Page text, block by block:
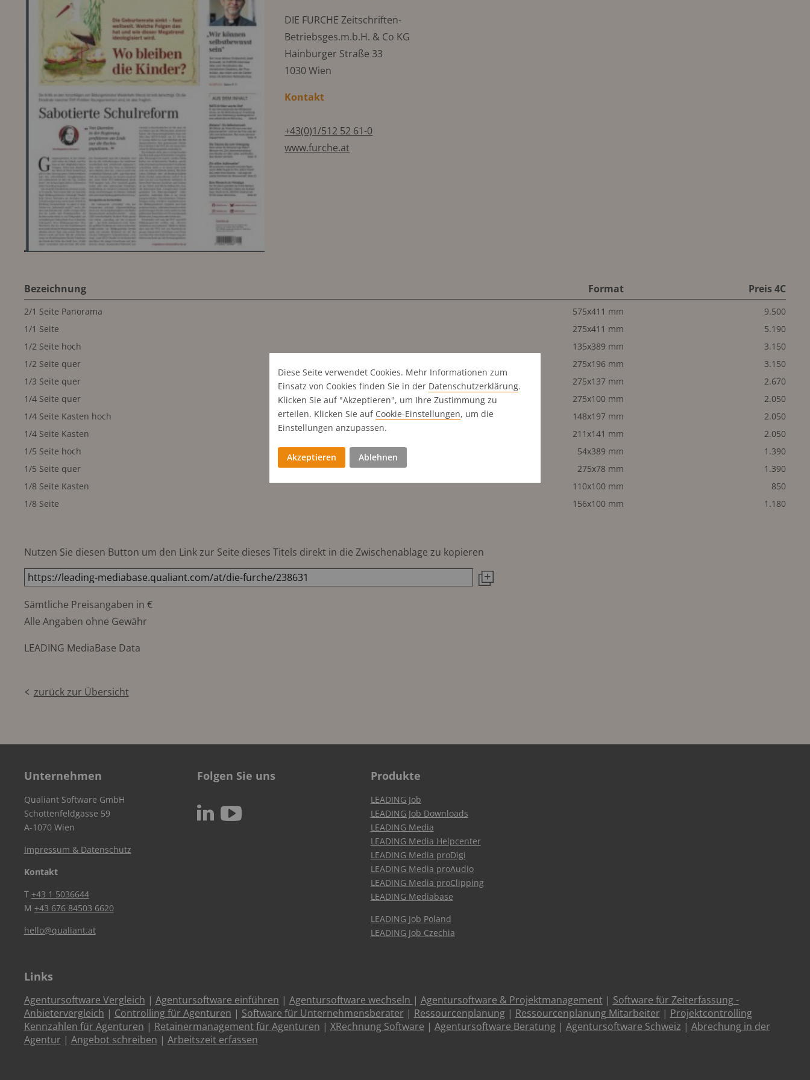
DIE FURCHE Zeitschriften-
Betriebsges.m.b.H. & Co KG
Hainburger Straße 33
1030 Wien
Kontakt
+43(0)1/512 52 61-0
www.furche.at
Bezeichnung Format Preis 4C
2/1 Seite Panorama 575x411 mm
9.500
1/1 Seite
275x411 mm
5.190
1/2 Seite hoch
135x389 mm
3.150
1/2 Seite quer
275x196 mm
3.150
1/3 Seite quer
275x137 mm
2.670
1/4 Seite quer
275x100 mm
2.050
1/4 Seite Kasten hoch
148x197 mm
2.050
1/4 Seite Kasten
211x141 mm
2.050
1/5 Seite hoch
54x389 mm
1.390
1/5 Seite quer
275x78 mm
1.390
1/8 Seite Kasten
110x100 mm
850
1/8 Seite
156x100 mm 1.180
Nutzen Sie diesen Button um den Link zur Seite dieses Titels direkt in die Zwischenablage zu kopieren
Sämtliche Preisangaben in €
Alle Angaben ohne Gewähr
LEADING MediaBase Data
zurück zur Übersicht
Unternehmen
Qualiant Software GmbH
Schottenfeldgasse 59
A-1070 Wien
Impressum & Datenschutz
Kontakt
T +43 1 5036644
M +43 676 84503 6620
hello@qualiant.at
Folgen Sie uns
N c
Produkte
LEADING Job
LEADING Job Downloads
LEADING Media
LEADING Media Helpcenter
LEADING Media proDigi
LEADING Media proAudio
LEADING Media proClipping
LEADING Mediabase
LEADING Job Poland
LEADING Job Czechia
Links
Agentursoftware Vergleich | Agentursoftware einführen | Agentursoftware wechseln | Agentursoftware & Projektmanagement| Software für Zeiterfassung -
Anbietervergleich | Controlling für Agenturen | Software für Unternehmensberater | Ressourcenplanung| Ressourcenplanung Mitarbeiter | Projektcontrolling
Kennzahlen für Agenturen | Retainermanagement für Agenturen | XRechnung Software | Agentursoftware Beratung| Agentursoftware Schweiz | Abrechung in der
Agentur | Angebot schreiben | Arbeitszeit erfassen
Diese Seite verwendet Cookies. Mehr Informationen zum
Einsatz von Cookies finden Sie in der Datenschutz­erklärung.
Klicken Sie auf "Akzeptieren", um Ihre Zustimmung zu
erteilen. Klicken Sie auf Cookie-Einstellungen, um die
Einstellungen anzupassen.
Akzeptieren Ablehnen